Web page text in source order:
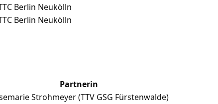
Berlin Neukölln
Berlin Neukölln
Partnerin
Strohmeyer (TTV GSG Fürstenwalde)